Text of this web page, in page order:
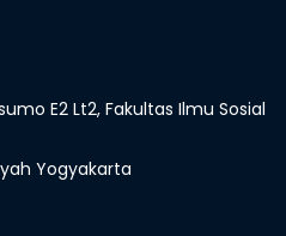
E2 Lt2, Fakultas Ilmu Sosial
Yogyakarta